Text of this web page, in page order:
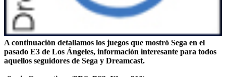
A continuación detallamos los juegos que mostró Sega en el
pasado E3 de Los Ángeles, información interesante para todos
aquellos seguidores de Sega y Dreamcast.